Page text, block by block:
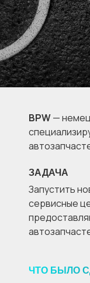
Запустить
сервисные
BPW—
ЗАДАЧА
ЧТО БЫЛО